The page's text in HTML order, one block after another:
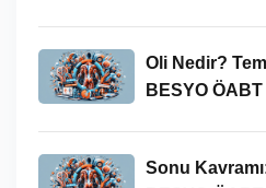
Oli Nedir?
BESYO
Sonu